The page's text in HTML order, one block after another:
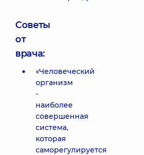
Советы
от
врача:
«Человеческий
организм
-
наиболее
совершенная
система,
которая
саморегулируется